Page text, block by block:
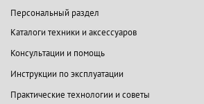
Персональный раздел
Каталоги техники и аксессуаров
Консультации и помощь
Инструкции по эксплуатации
Практические технологии и советы